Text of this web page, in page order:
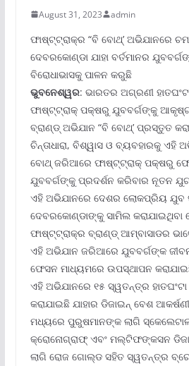
August 31, 2023 admin
ଫାଷ୍ଟ୍‌ଟ୍ରାକ୍‌ର “ବି ବୋଥ୍‌’ ଅଭିଯାନରେ
ଦେବରକୋଣ୍ଡା ଯାହା ବର୍ତମାନର
ବିରୋଧାଭାସକୁ ପାଳନ କରୁଛି
ଭୁବନେଶ୍ୱର: ଭାରତର ଅଗ୍ରଣୀ
ଫାଷ୍ଟ୍‌ଟ୍ରାକ୍ ପକ୍ଷରୁ ଯୁବବର୍ଗଙ୍କୁ
ବ୍ରାଣ୍ଡ୍ ଅଭିଯାନ “ବି ବୋଥ୍‌’ ପ୍ରସ୍ତୁତ
ଚିନ୍ତାଧାରା, ବିଶ୍ୱାସ ଓ ବ୍ୟବହାରକୁ ଏହି
ବୋଥ୍ ଜରିଆରେ ଫାଷ୍ଟ୍‌ଟ୍ରାକ୍ ପକ୍ଷରୁ
ଯୁବବର୍ଗଙ୍କୁ ପ୍ରଦର୍ଶନ କରିବାର ନୂତନ
ଏହି ଅଭିଯାନରେ ଦେଶର ଲୋକପ୍ରିୟ ଯୁବ
ଦେବରକୋଣ୍ଡାଙ୍କୁ ସାମିଲ କରାଯାଇଥିବା
ଫାଷ୍ଟ୍‌ଟ୍ରାକ୍‌ର ବ୍ରାଣ୍ଡ୍ ଆମ୍ବାସାଡର
ଏହି ଅଭିଯାନ ଜରିଆରେ ଯୁବବର୍ଗଙ୍କ
ଫେସନ ମାଧ୍ୟମରେ ଉପସ୍ଥାପନ
ଏହି ଅଭିଯାନରେ ୧୫ ସ୍ୱତନ୍ତ୍ର
କରାଯାଇଛି ଯାହାର ଡିଜାଇନ୍ ବେଶ
ମଧ୍ୟରେ ପୁରୁଷମାନଙ୍କ ଲାଗି
କ୍ରୋନୋଗ୍ରାଫ୍ ଏବଂ ମଲ୍‌ଟିଫଙ୍କସନ
ଲାଗି ରୋଜ ଗୋଲ୍ଡ ସହିତ ସ୍ୱତନ୍ତ୍ର